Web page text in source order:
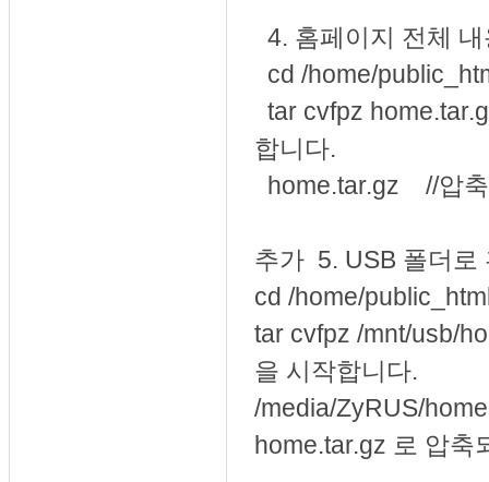
4. 홈페이지 전체
cd /home/
tar cvfpz
합니다.
home.tar.gz //압축
추가 5. USB 폴더로
cd /home/
tar cvfpz /mnt/usb/
을 시작합니다.
/media/ZyRUS/
home.tar.gz 로 압축